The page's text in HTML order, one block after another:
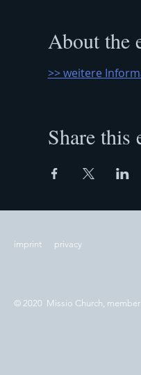
About the
>> weitere
Share this
imprint privacy
© 2020 Missio Church, member